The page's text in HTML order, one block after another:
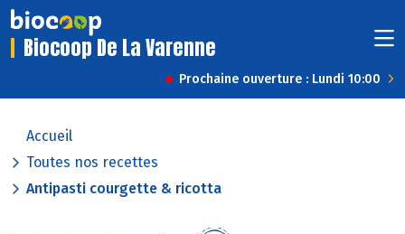
Biocoop De La Varenne
Prochaine ouverture : Lundi 10:00
Accueil
Toutes nos recettes
Antipasti courgette & ricotta